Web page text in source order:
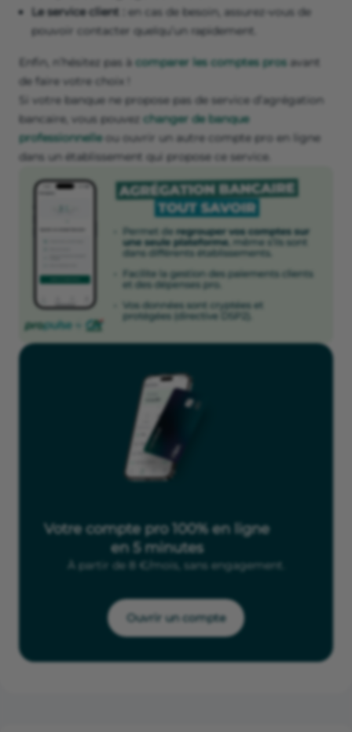
Le service client :
en cas de besoin, assurez-vous de
pouvoir contacter quelqu’un rapidement.
Enfin, n’hésitez pas à comparer les comptes pros avant
de faire votre choix !
Si votre banque ne propose pas de service d’agrégation
bancaire, vous pouvez changer de banque
professionnelleou ouvrir un autre compte pro en ligne
dans un établissement qui propose ce service.
Votre compte pro 100% en ligne
en 5 minutes
À partir de 8 €/mois, sans engagement.
Ouvrir un compte